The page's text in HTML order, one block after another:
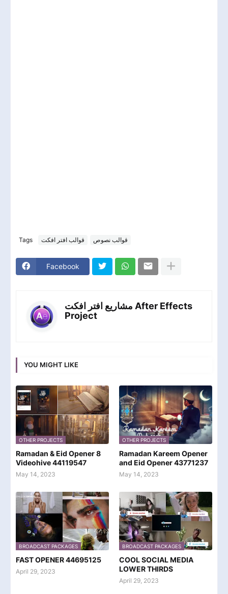
Tags قوالب افتر افكت قوالب نصوص
Facebook
مشاريع افتر افكت After Effects
Project
YOU MIGHT LIKE
OTHER PROJECTS
Ramadan & Eid Opener 8
Videohive 44119547
May 14, 2023
OTHER PROJECTS
Ramadan Kareem Opener
and Eid Opener 43771237
May 14, 2023
BROADCAST PACKAGES
FAST OPENER 44695125
April 29, 2023
BROADCAST PACKAGES
COOL SOCIAL MEDIA
LOWER THIRDS
April 29, 2023